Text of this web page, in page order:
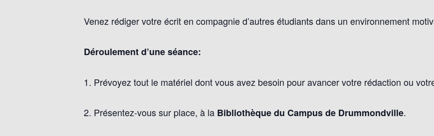
Venez rédiger votre écrit en compagnie d’autres étudiants dans un environnement
Déroulement d’une séance:
1. Prévoyez tout le matériel dont vous avez besoin pour avancer votre rédaction ou
2. Présentez-vous sur place, à la Bibliothèque du Campus de Drummondville.